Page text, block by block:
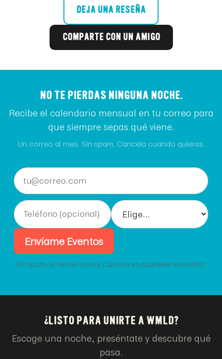
DEJA UNA RESEÑA
COMPARTE CON UN AMIGO
NO TE PIERDAS NINGUNA NOCHE.
Recibe el calendario mensual en tu correo para
que siempre sepas qué viene.
Un correo al mes. Sin spam. Cancela cuando quieras.
Envíame Eventos
Sin spam. Un email al mes. Cancela en cualquier momento.
¿LISTO PARA UNIRTE A WMLD?
Escoge una noche, preséntate y descubre qué
pasa.